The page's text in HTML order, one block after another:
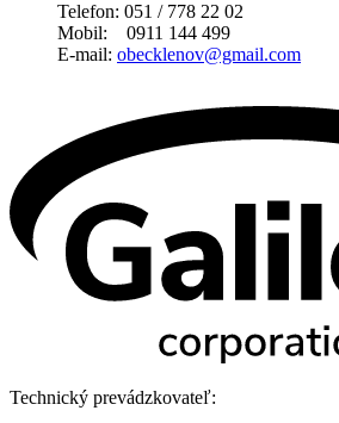
Telefon: 051 / 778 22 02
Mobil: 0911 144 499
E-mail: obecklenov@gmail.com
Technický prevádzkovateľ: